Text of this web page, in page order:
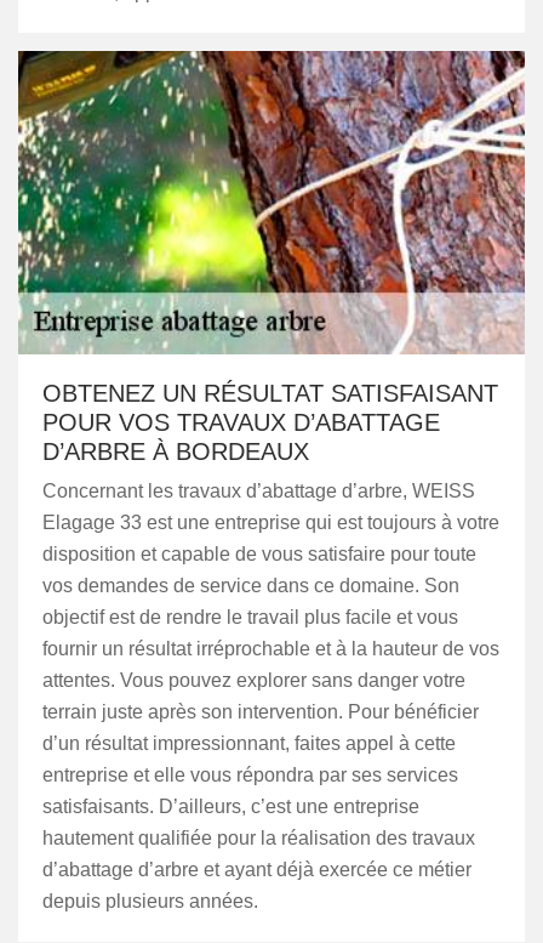
OBTENEZ UN RÉSULTAT SATISFAISANT
POUR VOS TRAVAUX D’ABATTAGE
D’ARBRE À BORDEAUX
Concernant les travaux d’abattage d’arbre, WEISS
Elagage 33 est une entreprise qui est toujours à votre
disposition et capable de vous satisfaire pour toute
vos demandes de service dans ce domaine. Son
objectif est de rendre le travail plus facile et vous
fournir un résultat irréprochable et à la hauteur de vos
attentes. Vous pouvez explorer sans danger votre
terrain juste après son intervention. Pour bénéficier
d’un résultat impressionnant, faites appel à cette
entreprise et elle vous répondra par ses services
satisfaisants. D’ailleurs, c’est une entreprise
hautement qualifiée pour la réalisation des travaux
d’abattage d’arbre et ayant déjà exercée ce métier
depuis plusieurs années.